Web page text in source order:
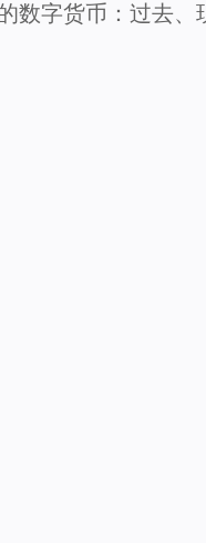
数字货币：过去、